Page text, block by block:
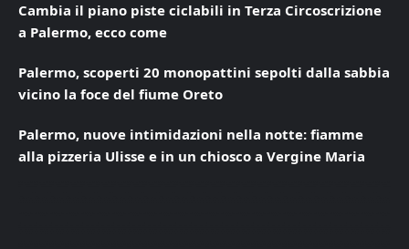
Cambia il piano piste ciclabili in Terza Circoscrizione
a Palermo, ecco come
Palermo, scoperti 20 monopattini sepolti dalla sabbia
vicino la foce del fiume Oreto
Palermo, nuove intimidazioni nella notte: fiamme
alla pizzeria Ulisse e in un chiosco a Vergine Maria